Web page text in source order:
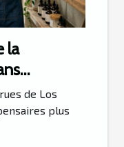
la
de Los
plus